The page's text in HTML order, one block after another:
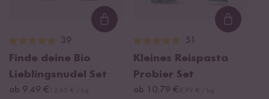
Loading...
39
Finde deine Bio
Lieblingsnudel Set
ab 9,49 €
51
Kleines Reispasta
Probier Set
ab 10,79 €